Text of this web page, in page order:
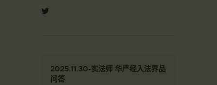
2025.11.30-实法师 华严经入法界品
问答